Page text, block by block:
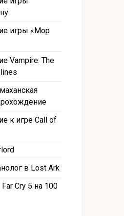
игры «Мор
Vampire: The
к игре Call of
в Lost Ark
Cry 5 на 100